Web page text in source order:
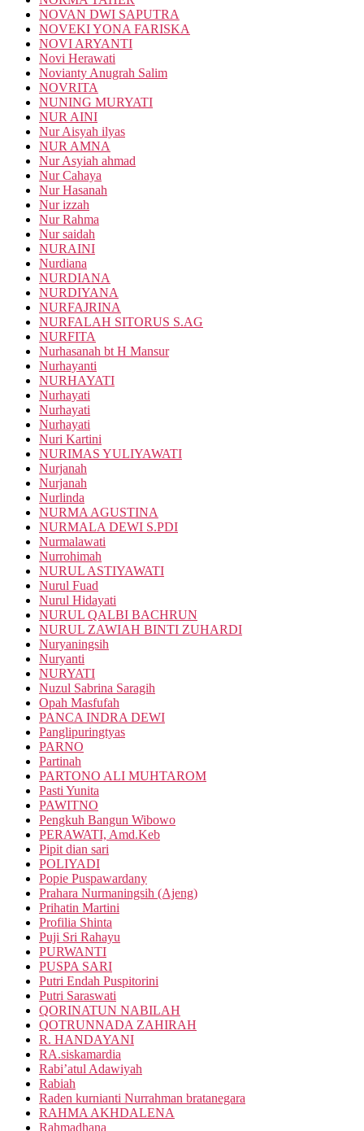
NOVAN DWI SAPUTRA
NOVEKI YONA FARISKA
NOVI ARYANTI
Novi Herawati
Novianty Anugrah Salim
NOVRITA
NUNING MURYATI
NUR AINI
Nur Aisyah ilyas
NUR AMNA
Nur Asyiah ahmad
Nur Cahaya
Nur Hasanah
Nur izzah
Nur Rahma
Nur saidah
NURAINI
Nurdiana
NURDIANA
NURDIYANA
NURFAJRINA
NURFALAH SITORUS S.AG
NURFITA
Nurhasanah bt H Mansur
Nurhayanti
NURHAYATI
Nurhayati
Nurhayati
Nurhayati
Nuri Kartini
NURIMAS YULIYAWATI
Nurjanah
Nurjanah
Nurlinda
NURMA AGUSTINA
NURMALA DEWI S.PDI
Nurmalawati
Nurrohimah
NURUL ASTIYAWATI
Nurul Fuad
Nurul Hidayati
NURUL QALBI BACHRUN
NURUL ZAWIAH BINTI ZUHARDI
Nuryaningsih
Nuryanti
NURYATI
Nuzul Sabrina Saragih
Opah Masfufah
PANCA INDRA DEWI
Panglipuringtyas
PARNO
Partinah
PARTONO ALI MUHTAROM
Pasti Yunita
PAWITNO
Pengkuh Bangun Wibowo
PERAWATI, Amd.Keb
Pipit dian sari
POLIYADI
Popie Puspawardany
Prahara Nurmaningsih (Ajeng)
Prihatin Martini
Profilia Shinta
Puji Sri Rahayu
PURWANTI
PUSPA SARI
Putri Endah Puspitorini
Putri Saraswati
QORINATUN NABILAH
QOTRUNNADA ZAHIRAH
R. HANDAYANI
RA.siskamardia
Rabi’atul Adawiyah
Rabiah
Raden kurnianti Nurrahman bratanegara
RAHMA AKHDALENA
Rahmadhana